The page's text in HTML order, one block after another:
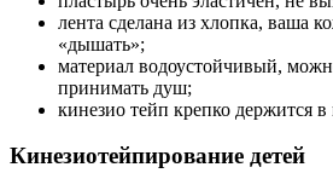
лента сделана из хлопка, ваша
«дышать»;
материал водоустойчивый,
принимать душ;
кинезио тейп крепко держится
Кинезиотейпирование детей